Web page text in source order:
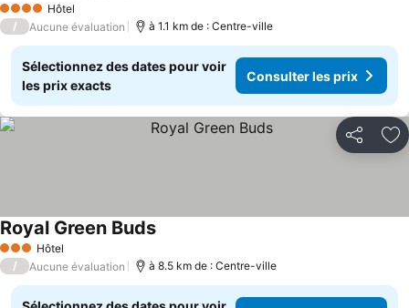
4 Étoiles Hôtel
/ Aucune évaluation à 1.1 km de : Centre-ville
Sélectionnez des dates pour voir
les prix exacts
Consulter les prix
Partager
3 ÉtoilesHôtel
Royal Green Buds
/ Aucune évaluation à 8.5 km de : Centre-ville